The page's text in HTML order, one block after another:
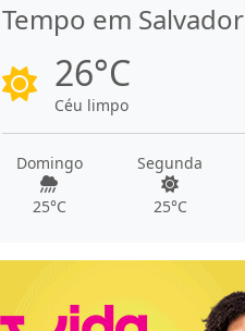
Tempo em Salvador
26°C
Céu limpo
Domingo
25°C
Segunda
25°C